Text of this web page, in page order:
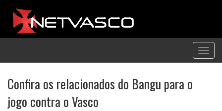
Confira os relacionados do Bangu para o
jogo contra o Vasco